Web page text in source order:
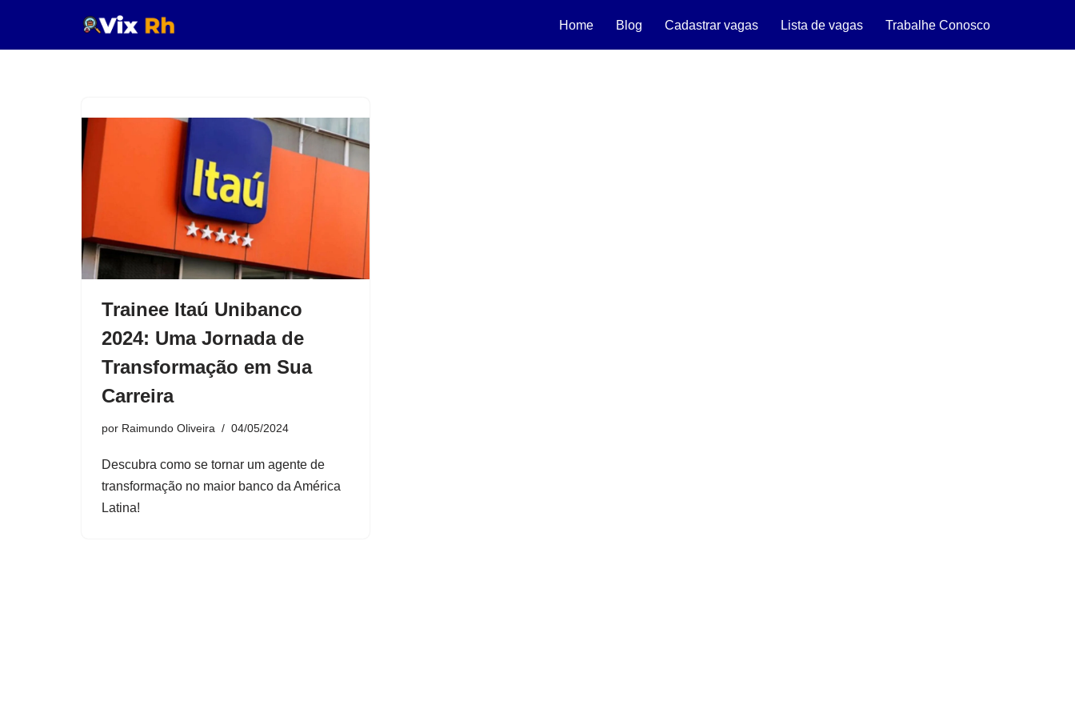
Home Blog Cadastrar vagas Lista de vagas Trabalhe Conosco
Trainee Itaú Unibanco
2024: Uma Jornada de
Transformação em Sua
Carreira
por Raimundo Oliveira 04/05/2024
Descubra como se tornar um agente de
transformação no maior banco da América
Latina!